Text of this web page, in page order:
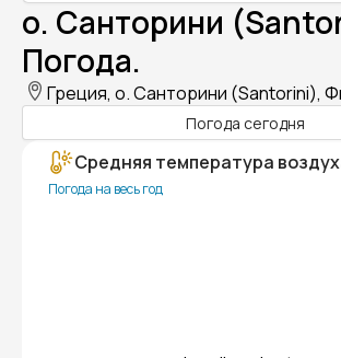
о. Санторини
Погода.
Греция, о. Санторини (Santorini),
Погода сегодня
Средняя температура
Погода на весь год